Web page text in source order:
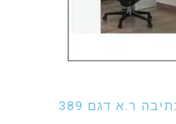
ר.א דגם 389